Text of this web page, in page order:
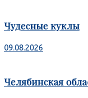
Чудесные куклы
09.08.2026
Челябинская